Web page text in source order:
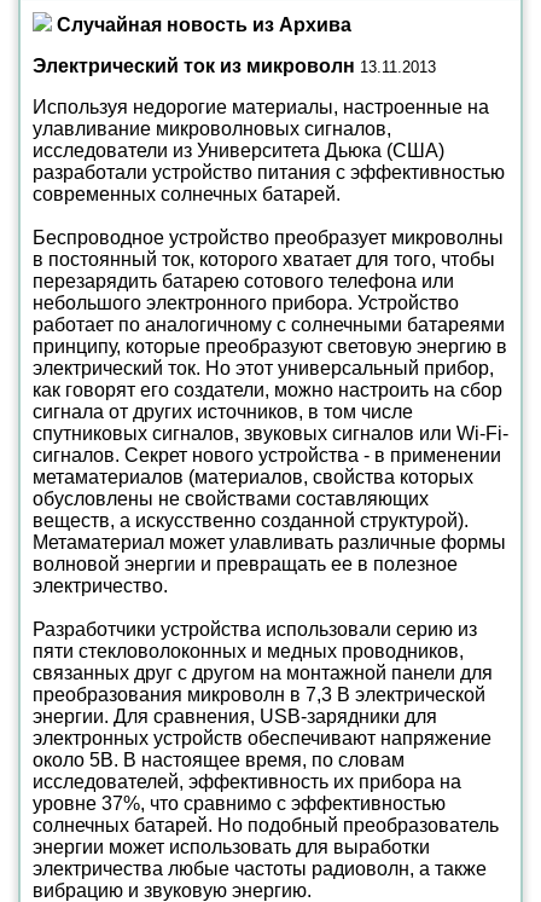
Случайная новость из Архива
Электрический ток из микроволн 13.11.2013
Используя недорогие материалы, настроенные на
улавливание микроволновых сигналов,
исследователи из Университета Дьюка (США)
разработали устройство питания с эффективностью
современных солнечных батарей.
Беспроводное устройство преобразует микроволны
в постоянный ток, которого хватает для того, чтобы
перезарядить батарею сотового телефона или
небольшого электронного прибора. Устройство
работает по аналогичному с солнечными батареями
принципу, которые преобразуют световую энергию в
электрический ток. Но этот универсальный прибор,
как говорят его создатели, можно настроить на сбор
сигнала от других источников, в том числе
спутниковых сигналов, звуковых сигналов или Wi-Fi-
сигналов. Секрет нового устройства - в применении
метаматериалов (материалов, свойства которых
обусловлены не свойствами составляющих
веществ, а искусственно созданной структурой).
Метаматериал может улавливать различные формы
волновой энергии и превращать ее в полезное
электричество.
Разработчики устройства использовали серию из
пяти стекловолоконных и медных проводников,
связанных друг с другом на монтажной панели для
преобразования микроволн в 7,3 В электрической
энергии. Для сравнения, USB-зарядники для
электронных устройств обеспечивают напряжение
около 5В. В настоящее время, по словам
исследователей, эффективность их прибора на
уровне 37%, что сравнимо с эффективностью
солнечных батарей. Но подобный преобразователь
энергии может использовать для выработки
электричества любые частоты радиоволн, а также
вибрацию и звуковую энергию.